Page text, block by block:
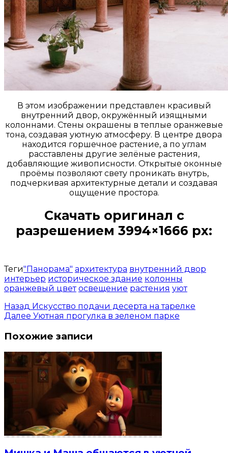
В этом изображении представлен красивый
внутренний двор, окружённый изящными
колоннами. Стены окрашены в теплые оранжевые
тона, создавая уютную атмосферу. В центре двора
находится горшечное растение, а по углам
расставлены другие зелёные растения,
добавляющие живописности. Открытые оконные
проёмы позволяют свету проникать внутрь,
подчеркивая архитектурные детали и создавая
ощущение простора.
Скачать оригинал с
разрешением 3994×1666 px:
Теги"Панорама" архитектура внутренний двор
интерьер историческое здание колонны
оранжевый цвет освещение растения уют
Назад Искусство подачи десерта на тарелке
Далее Уютная прогулка в зеленом парке
Похожие записи